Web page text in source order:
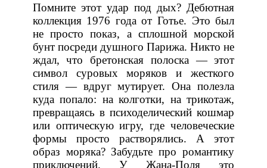
Помните этот удар под дых? Дебютная
коллекция 1976 года от Готье. Это был
не просто показ, а сплошной морской
бунт посреди душного Парижа. Никто не
ждал, что бретонская полоска — этот
символ суровых моряков и жесткого
стиля — вдруг мутирует. Она полезла
куда попало: на колготки, на трикотаж,
превращаясь в психоделический кошмар
или оптическую игру, где человеческие
формы просто растворялись. А этот
образ моряка? Забудьте про романтику
приключений. У Жана-Поля это